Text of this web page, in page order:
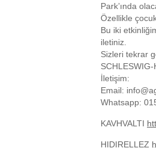
Park’ında
Özellikle
Bu iki
iletiniz.
Sizleri tekrar
İletişim:
Email:
Whatsapp:
KAVHVALTI
HIDIRELLEZ